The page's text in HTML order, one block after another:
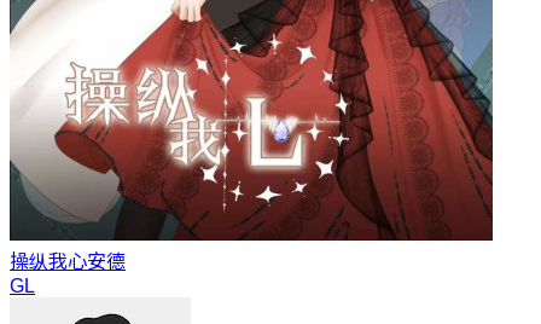
操纵我心安德
GL